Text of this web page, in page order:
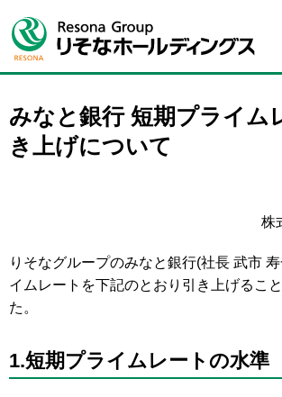
みなと銀行 短期プライム
き上げについて
株
りそなグループのみなと銀行(社長 武市
イムレートを下記のとおり引き上げるこ
た。
1.短期プライムレートの水準